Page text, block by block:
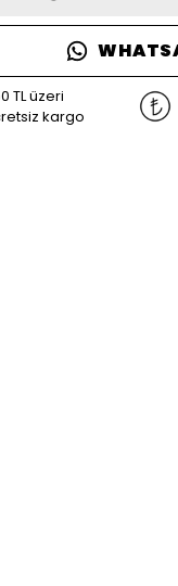
TL üzeri
kargo